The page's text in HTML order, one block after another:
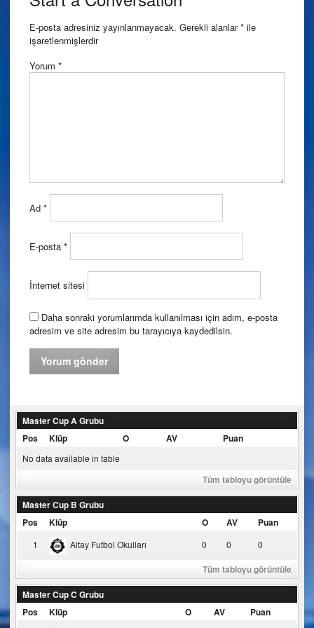
E-posta adresiniz yayınlanmayacak. Gerekli alanlar* ile
işaretlenmişlerdir
Yorum *
Ad *
E-posta *
İnternet sitesi
Daha sonraki yorumlarımda kullanılması için adım, e-posta
adresim ve site adresim bu tarayıcıya kaydedilsin.
Master Cup A Grubu
Pos
Klüp O AV Puan
No data available in table
Tüm tabloyu görüntüle
Master Cup B Grubu
Pos
Klüp O AV Puan
1 Altay Futbol Okulları 0 0 0
Tüm tabloyu görüntüle
Master Cup C Grubu
Pos
Klüp O AV Puan